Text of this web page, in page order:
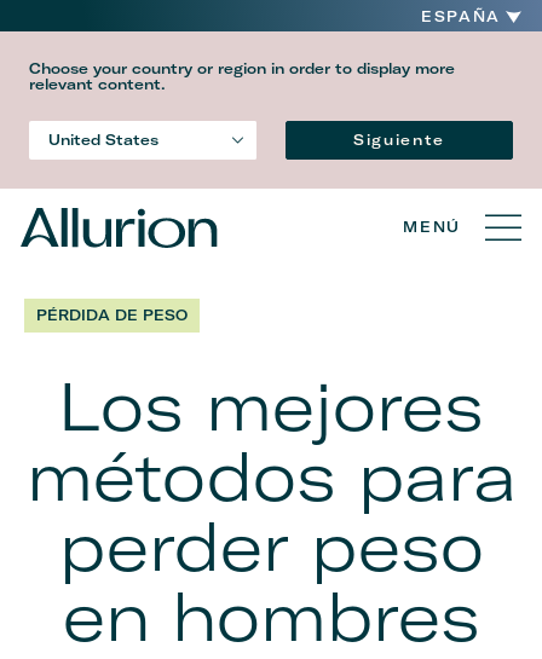
ESPAÑA
Choose your country or region in order to display more
relevant content.
United States Siguiente
MENÚ
PÉRDIDA DE PESO
Los mejores
métodos para
perder peso
en hombres